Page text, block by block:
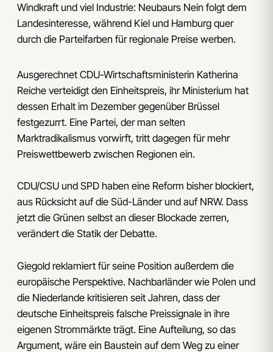
Windkraft und viel Industrie: Neubaurs Nein folgt dem
Landesinteresse, während Kiel und Hamburg quer
durch die Parteifarben für regionale Preise werben.
Ausgerechnet CDU-Wirtschaftsministerin Katherina
Reiche verteidigt den Einheitspreis, ihr Ministerium hat
dessen Erhalt im Dezember gegenüber Brüssel
festgezurrt. Eine Partei, der man selten
Marktradikalismus vorwirft, tritt dagegen für mehr
Preiswettbewerb zwischen Regionen ein.
CDU/CSU und SPD haben eine Reform bisher blockiert,
aus Rücksicht auf die Süd-Länder und auf NRW. Dass
jetzt die Grünen selbst an dieser Blockade zerren,
verändert die Statik der Debatte.
Giegold reklamiert für seine Position außerdem die
europäische Perspektive. Nachbarländer wie Polen und
die Niederlande kritisieren seit Jahren, dass der
deutsche Einheitspreis falsche Preissignale in ihre
eigenen Strommärkte trägt. Eine Aufteilung, so das
Argument, wäre ein Baustein auf dem Weg zu einer